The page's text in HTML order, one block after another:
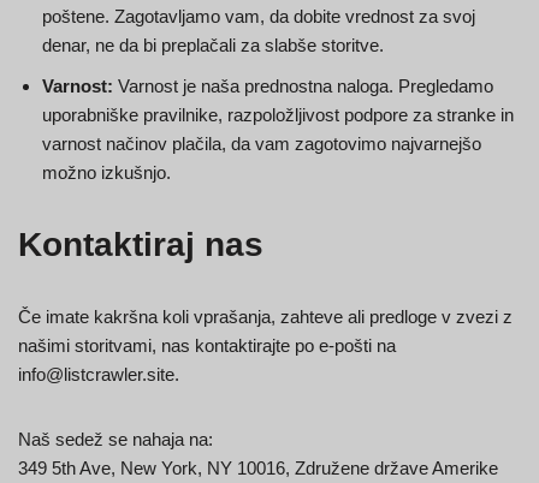
plačljive storitve za filtriranje prevarantov, bi morale biti cene
poštene. Zagotavljamo vam, da dobite vrednost za svoj
Varnost:Varnost je naša prednostna naloga. Pregledamo
uporabniške pravilnike, razpoložljivost podpore za stranke in
varnost načinov plačila, da vam zagotovimo najvarnejšo
Kontaktiraj nas
Če imate kakršna koli vprašanja, zahteve ali predloge v zvezi z
našimi storitvami, nas kontaktirajte po e-pošti na
Naš sedež se nahaja na: